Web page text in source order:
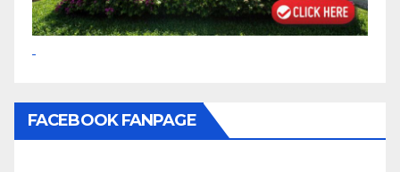
FACEBOOK FANPAGE